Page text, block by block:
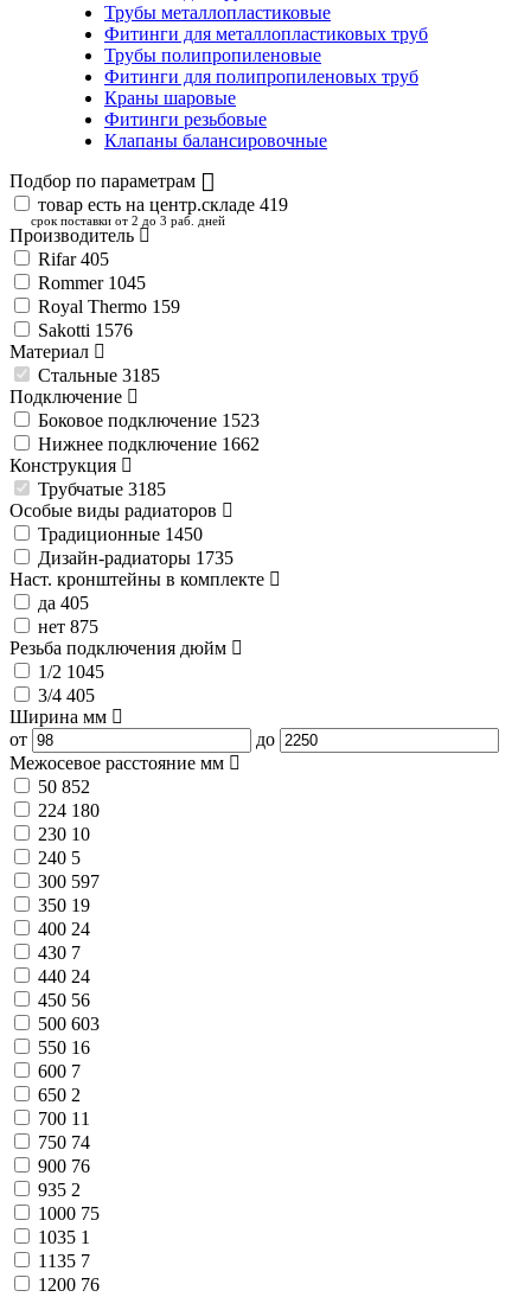
Трубы металлопластиковые
Фитинги для металлопластиковых труб
Трубы полипропиленовые
Фитинги для полипропиленовых труб
Краны шаровые
Фитинги резьбовые
Клапаны балансировочные
Подбор по параметрам
товар есть на центр.складе 419
срок поставки от 2 до 3 раб. дней
Производитель
Rifar405
Rommer 1045
Royal Thermo 159
Sakotti 1576
Материал
Стальные 3185
Подключение
Боковое подключение 1523
Нижнее подключение 1662
Конструкция
Трубчатые 3185
Особые виды радиаторов
Традиционные 1450
Дизайн-радиаторы 1735
Наст. кронштейны в комплекте
да 405
нет 875
Резьба подключения дюйм
1/2 1045
3/4 405
Ширина мм
от
до
Межосевое расстояние мм
50 852
224 180
230 10
240 5
300 597
350 19
400 24
430 7
440 24
450 56
500 603
550 16
600 7
650 2
700 11
750 74
900 76
935 2
1000 75
1035 1
1135 7
1200 76